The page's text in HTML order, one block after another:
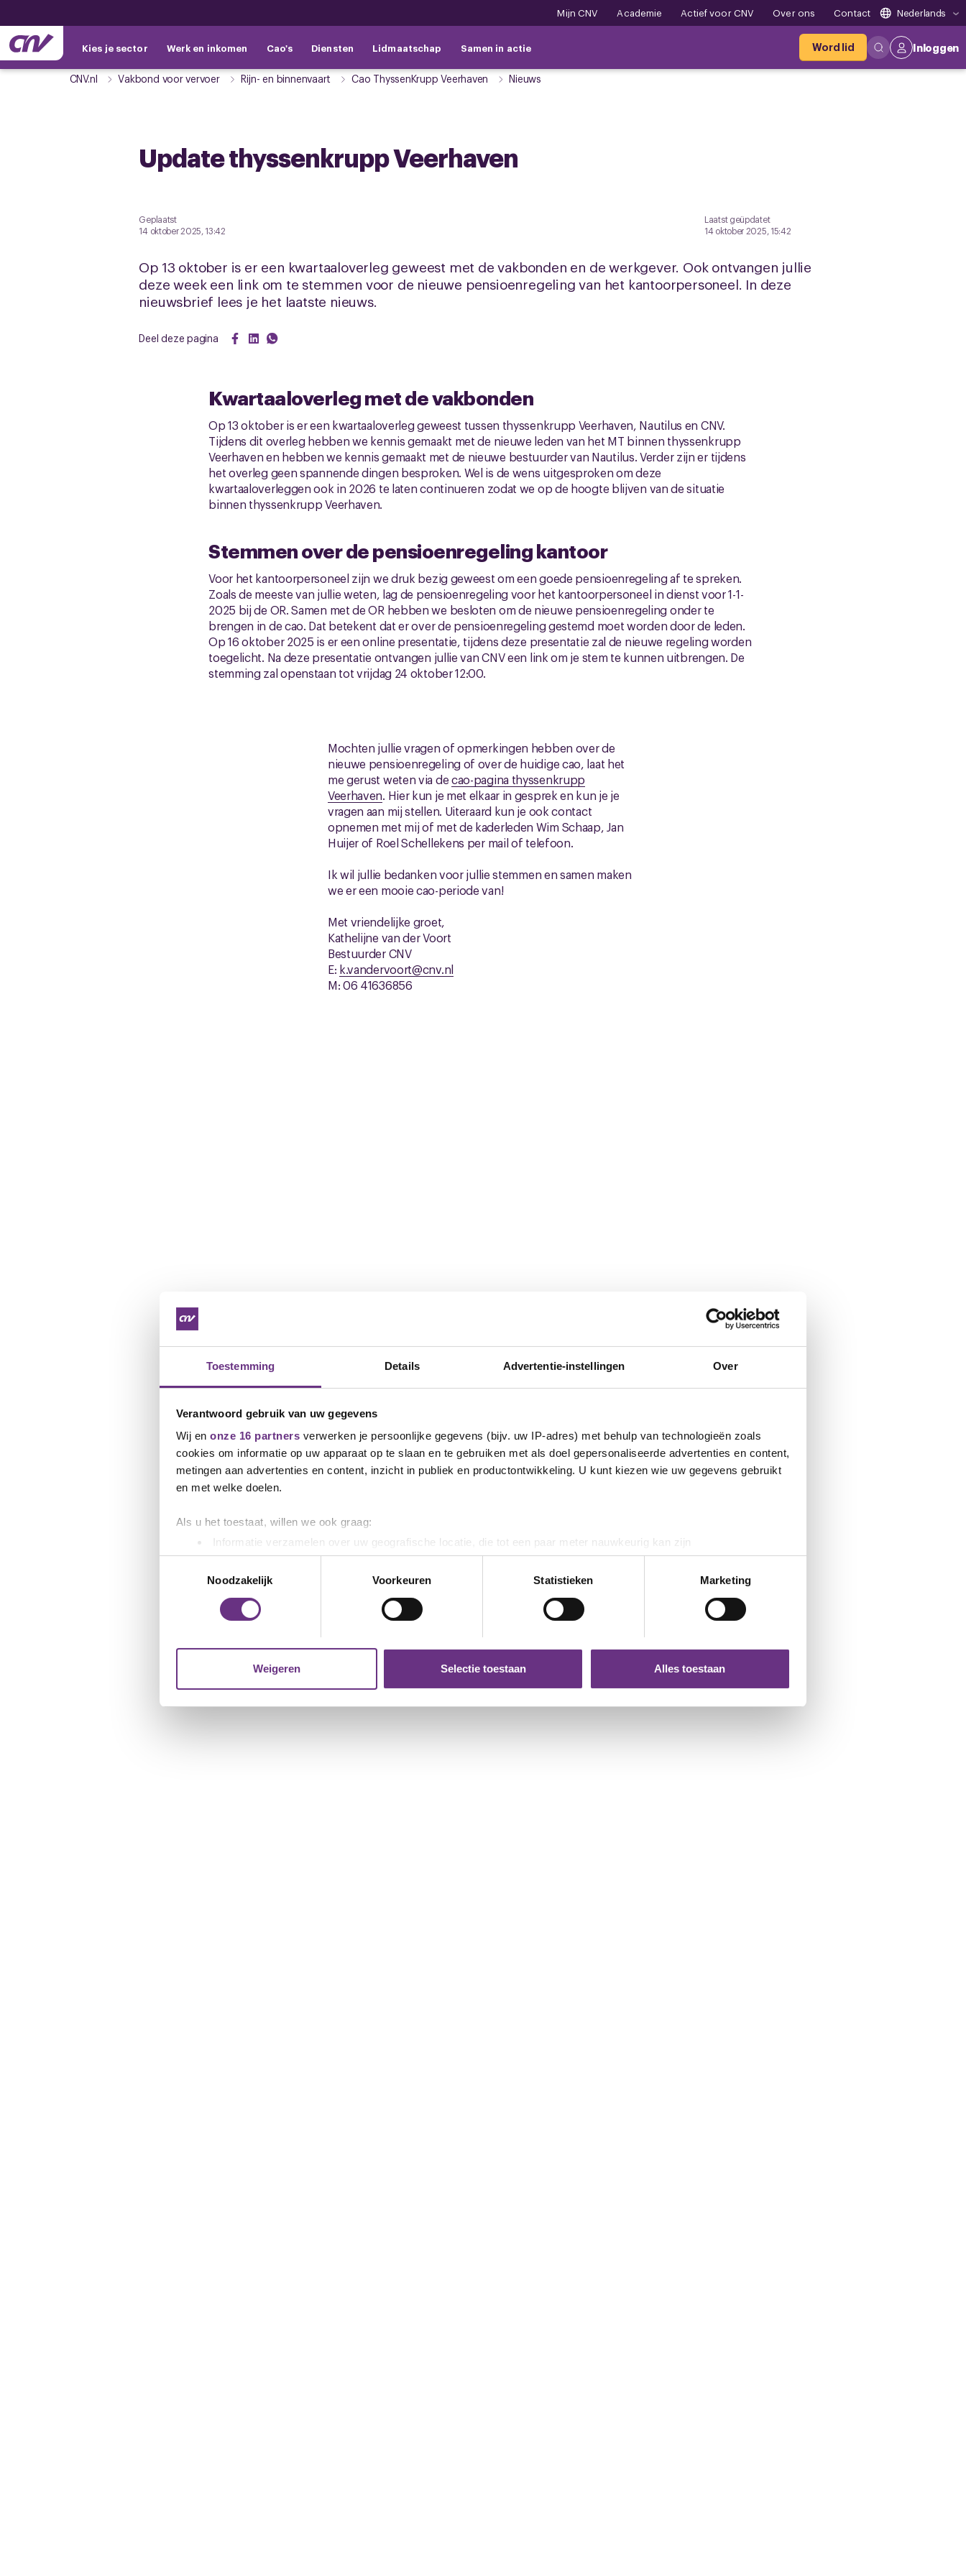
Toestemming Details Advertentie-instellingen Over
Verantwoord gebruik van uw gegevens
Wij en onze 16 partners verwerken je persoonlijke gegevens (bijv. uw IP-adres) met behulp van technologieën zoals
cookies om informatie op uw apparaat op te slaan en te gebruiken met als doel gepersonaliseerde advertenties en content,
metingen aan advertenties en content, inzicht in publiek en productontwikkeling. U kunt kiezen wie uw gegevens gebruikt
en met welke doelen.
Als u het toestaat, willen we ook graag:
Informatie verzamelen over uw geografische locatie, die tot een paar meter nauwkeurig kan zijn
Uw apparaat identificeren door het actief te scannen op specifieke eigenschappen (fingerprinting)
Lees meer over hoe uw persoonlijke gegevens worden verwerkt en stel uw voorkeuren in het
detailgedeeltein. U kunt uw
toestemming op elk moment wijzigen of intrekken in de Cookieverklaring.
websiteverkeer te analyseren. Ook delen we informatie over uw gebruik van onze site met onze partners voor social
media, adverteren en analyse. Deze partners kunnen deze gegevens combineren met andere informatie die u aan ze heeft
Noodzakelijk
Voorkeuren Statistieken Marketing
Weigeren Selectie toestaan Alles toestaan
Mijn CNV Academie Actief voor CNV Over ons Contact Nederlands
Kies je sector Werk en inkomen Cao's Diensten Lidmaatschap Samen in actie Word lid Inloggen
CNV.nl Vakbond voor vervoer Rijn- en binnenvaart Cao ThyssenKrupp Veerhaven Nieuws
Update thyssenkrupp Veerhaven
Geplaatst
14 oktober 2025, 13:42
Laatst geüpdatet
14 oktober 2025, 15:42
Op 13 oktober is er een kwartaaloverleg geweest met de vakbonden en de werkgever. Ook ontvangen jullie
deze week een link om te stemmen voor de nieuwe pensioenregeling van het kantoorpersoneel. In deze
nieuwsbrief lees je het laatste nieuws.
Deel deze pagina
Kwartaaloverleg met de vakbonden
Op 13 oktober is er een kwartaaloverleg geweest tussen thyssenkrupp Veerhaven, Nautilus en CNV.
Tijdens dit overleg hebben we kennis gemaakt met de nieuwe leden van het MT binnen thyssenkrupp
Veerhaven en hebben we kennis gemaakt met de nieuwe bestuurder van Nautilus. Verder zijn er tijdens
het overleg geen spannende dingen besproken. Wel is de wens uitgesproken om deze
kwartaaloverleggen ook in 2026 te laten continueren zodat we op de hoogte blijven van de situatie
binnen thyssenkrupp Veerhaven.
Stemmen over de pensioenregeling kantoor
Voor het kantoorpersoneel zijn we druk bezig geweest om een goede pensioenregeling af te spreken.
Zoals de meeste van jullie weten, lag de pensioenregeling voor het kantoorpersoneel in dienst voor 1-1-
2025 bij de OR. Samen met de OR hebben we besloten om de nieuwe pensioenregeling onder te
brengen in de cao. Dat betekent dat er over de pensioenregeling gestemd moet worden door de leden.
Op 16 oktober 2025 is er een online presentatie, tijdens deze presentatie zal de nieuwe regeling worden
toegelicht. Na deze presentatie ontvangen jullie van CNV een link om je stem te kunnen uitbrengen. De
stemming zal openstaan tot vrijdag 24 oktober 12:00.
Mochten jullie vragen of opmerkingen hebben over de
nieuwe pensioenregeling of over de huidige cao, laat het
me gerust weten via decao-pagina thyssenkrupp
Veerhaven. Hier kun je met elkaar in gesprek en kun je je
vragen aan mij stellen. Uiteraard kun je ook contact
opnemen met mij of met de kaderleden Wim Schaap, Jan
Huijer of Roel Schellekens per mail of telefoon.
Ik wil jullie bedanken voor jullie stemmen en samen maken
we er een mooie cao-periode van!
Met vriendelijke groet,
Kathelijne van der Voort
Bestuurder CNV
E: k.vandervoort@cnv.nl
M: 06 41636856